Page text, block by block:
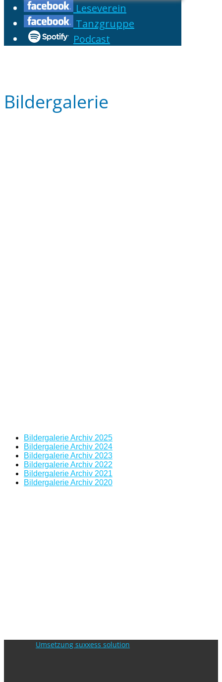
Leseverein
Tanzgruppe
Podcast
Bildergalerie
Bildergalerie Archiv 2025
Bildergalerie Archiv 2024
Bildergalerie Archiv 2023
Bildergalerie Archiv 2022
Bildergalerie Archiv 2021
Bildergalerie Archiv 2020
Umsetzung suxxess solution